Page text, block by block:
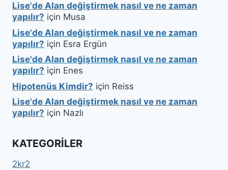
Lise'de Alan değiştirmek nasıl ve ne zaman
yapılır? için Musa
Lise'de Alan değiştirmek nasıl ve ne zaman
yapılır? için Esra Ergün
Lise'de Alan değiştirmek nasıl ve ne zaman
yapılır? için Enes
Hipotenüs Kimdir? için Reiss
Lise'de Alan değiştirmek nasıl ve ne zaman
yapılır? için Nazlı
KATEGORILER
2kr2